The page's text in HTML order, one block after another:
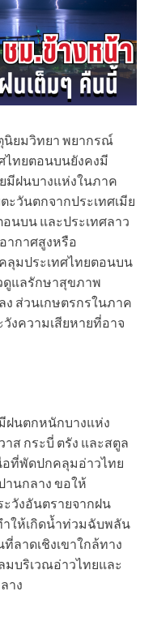
นิยมวิทยา พยากรณ์
ไทยตอนบนยังคงมี
มีฝนบางแห่งในภาค
ะวันตกจากประเทศเมีย
นบน และประเทศลาว
กาศสูงหรือ
ลุมประเทศไทยตอนบน
ดูแลรักษาสุขภาพ
ง ส่วนเกษตรกรในภาค
งความเสียหายที่อาจ
ฝนตกหนักบางแห่ง
ส กระบี่ ตรัง และสตูล
อที่พัดปกคลุมอ่าวไทย
านกลาง ขอให้
วังอันตรายจากฝน
ให้เกิดน้ำท่วมฉับพลัน
ลาดเชิงเขาใกล้ทาง
บริเวณอ่าวไทยและ
าง